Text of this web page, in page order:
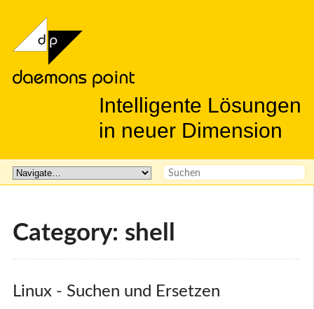
Intelligente Lösungen
in neuer Dimension
Category: shell
Linux - Suchen und Ersetzen